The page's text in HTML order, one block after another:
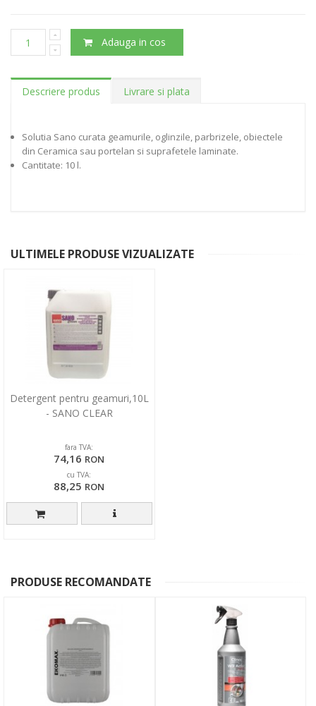
Adauga in cos
Descriere produs Livrare si plata
Solutia Sano curata geamurile, oglinzile, parbrizele, obiectele
din Ceramica sau portelan si suprafetele laminate.
Cantitate: 10 l.
ULTIMELE PRODUSE VIZUALIZATE
Detergent pentru geamuri,10L
- SANO CLEAR
fara TVA:
74,16 RON
cu TVA:
88,25 RON
PRODUSE RECOMANDATE